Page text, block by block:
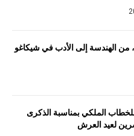
من الهندسة إلى الأدب في شيكاغو
الملكي بمناسبة الذكرى
لعيد العرش